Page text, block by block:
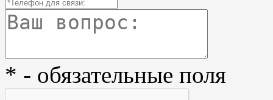
* - обязательные поля